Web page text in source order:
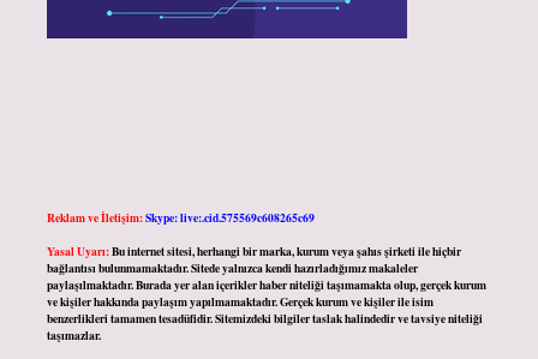
Reklam ve İletişim:Skype: live:.cid.575569c608265c69
Yasal Uyarı:Bu internet sitesi, herhangi bir marka, kurum veya şahıs şirketi ile hiçbir
bağlantısı bulunmamaktadır. Sitede yalnızca kendi hazırladığımız makaleler
paylaşılmaktadır. Burada yer alan içerikler haber niteliği taşımamakta olup, gerçek kurum
ve kişiler hakkında paylaşım yapılmamaktadır. Gerçek kurum ve kişiler ile isim
benzerlikleri tamamen tesadüfidir. Sitemizdeki bilgiler taslak halindedir ve tavsiye niteliği
taşımazlar.